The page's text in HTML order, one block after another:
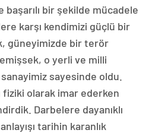
başarılı bir şekilde mücadele
karşı kendimizi güçlü bir
güneyimizde bir terör
o yerli ve milli
sayesinde oldu.
fiziki olarak imar ederken
Darbelere dayanıklı
tarihin karanlık